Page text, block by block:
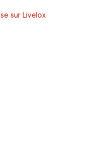
sur Livelox